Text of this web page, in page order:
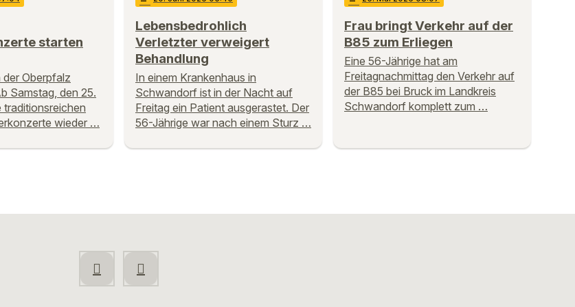
starten
der Oberpfalz
Samstag, den 25.
traditionsreichen
wieder …
Lebensbedrohlich
Verletzter verweigert
Behandlung
In einem Krankenhaus in
Schwandorf ist in der Nacht auf
Freitag ein Patient ausgerastet. Der
56-Jährige war nach einem Sturz …
Frau bringt Verkehr auf der
B85 zum Erliegen
Eine 56-Jährige hat am
Freitagnachmittag den Verkehr auf
der B85 bei Bruck im Landkreis
Schwandorf komplett zum …